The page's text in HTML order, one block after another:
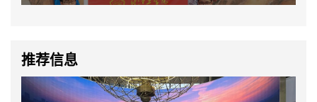
推荐信息